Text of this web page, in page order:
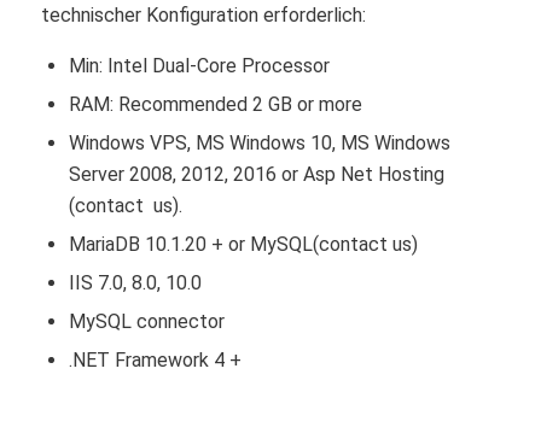
technischer Konfiguration erforderlich:
Min: Intel Dual-Core Processor
RAM: Recommended 2 GB or more
Windows VPS, MS Windows 10, MS Windows
Server 2008, 2012, 2016 or Asp Net Hosting
(contact us).
MariaDB 10.1.20 + or MySQL(contact us)
IIS 7.0, 8.0, 10.0
MySQL connector
.NET Framework 4 +